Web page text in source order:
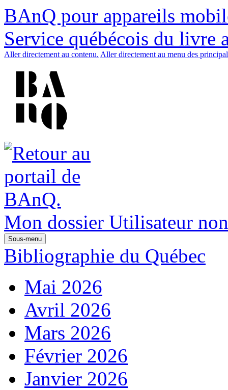
BAnQ pour appareils
Service québécois du livre
Aller directement au contenu. Aller directement au menu des
Mon dossier Utilisateur
Sous-menu
Bibliographie du Québec
Mai 2026
Avril 2026
Mars 2026
Février 2026
Janvier 2026